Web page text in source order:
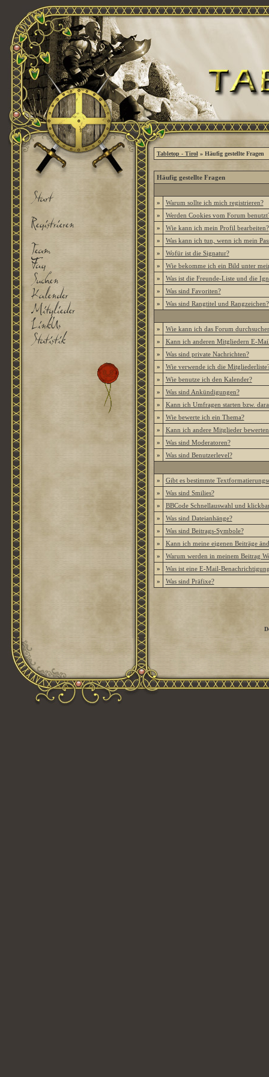
Tabletop - Tirol » Häufig gestellte Fragen
Häufig gestellte Fragen
»
Warum sollte ich mich registrieren?
»
Werden Cookies vom Forum
»
Wie kann ich mein Profil bearbeiten?
»
Was kann ich tun, wenn ich mein
»
Wofür ist die Signatur?
»
Wie bekomme ich ein Bild unter
»
Was ist die Freunde-Liste und die
»
Was sind Favoriten?
»
Was sind Rangtitel und Rangzeichen?
»
Wie kann ich das Forum
»
Kann ich anderen Mitgliedern E-
»
Was sind private Nachrichten?
»
Wie verwende ich die
»
Wie benutze ich den Kalender?
»
Was sind Ankündigungen?
»
Kann ich Umfragen starten bzw.
»
Wie bewerte ich ein Thema?
»
Kann ich andere Mitglieder
»
Was sind Moderatoren?
»
Was sind Benutzerlevel?
»
Gibt es bestimmte
»
Was sind Smilies?
»
BBCode Schnellauswahl und
»
Was sind Dateianhänge?
»
Was sind Beitrags-Symbole?
»
Kann ich meine eigenen Beiträge
»
Warum werden in meinem Beitrag
»
Was ist eine E-Mail-
»
Was sind Präfixe?